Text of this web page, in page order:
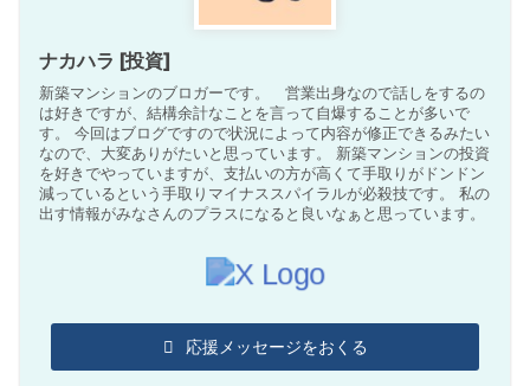
ナカハラ [投資]
新築マンションのブロガーです。 営業出身なので話しをするの
は好きですが、結構余計なことを言って自爆することが多いで
す。 今回はブログですので状況によって内容が修正できるみたい
なので、大変ありがたいと思っています。 新築マンションの投資
を好きでやっていますが、支払いの方が高くて手取りがドンドン
減っているという手取りマイナススパイラルが必殺技です。 私の
出す情報がみなさんのプラスになると良いなぁと思っています。
応援メッセージをおくる